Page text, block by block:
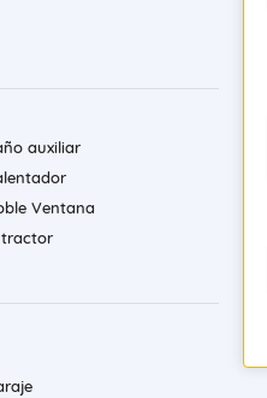
auxiliar
Ventana